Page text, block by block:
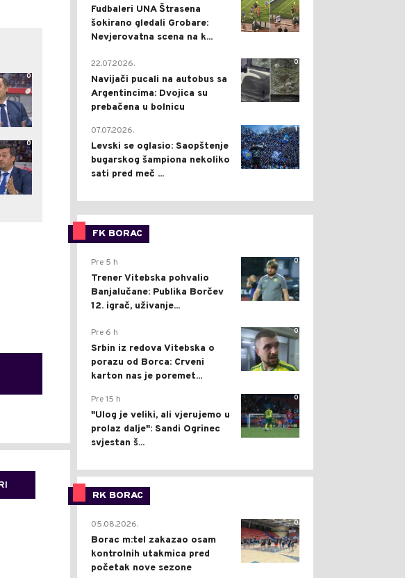
0
0
Fudbaleri UNA Štrasena
šokirano gledali Grobare:
Nevjerovatna scena na k...
0
22.07.2026.
Navijači pucali na autobus sa
Argentincima: Dvojica su
prebačena u bolnicu
1
07.07.2026.
Levski se oglasio: Saopštenje
bugarskog šampiona nekoliko
sati pred meč ...
FK BORAC
0
Pre 5 h
Trener Vitebska pohvalio
Banjalučane: Publika Borčev
12. igrač, uživanje...
0
Pre 6 h
Srbin iz redova Vitebska o
porazu od Borca: Crveni
karton nas je poremet...
0
Pre 15 h
"Ulog je veliki, ali vjerujemo u
prolaz dalje": Sandi Ogrinec
svjestan š...
RK BORAC
0
05.08.2026.
Borac m:tel zakazao osam
kontrolnih utakmica pred
početak nove sezone